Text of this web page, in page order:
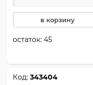
в корзину
остаток:45
Код:343404